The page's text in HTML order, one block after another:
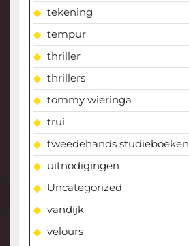
tekening
tempur
thriller
thrillers
tommy wieringa
trui
tweedehands studieboeken
uitnodigingen
Uncategorized
vandijk
velours